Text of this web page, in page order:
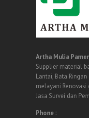
Artha Mulia
Supplier material
Lantai, Bata
melayani Renovasi
Jasa Survei dan
Phone :